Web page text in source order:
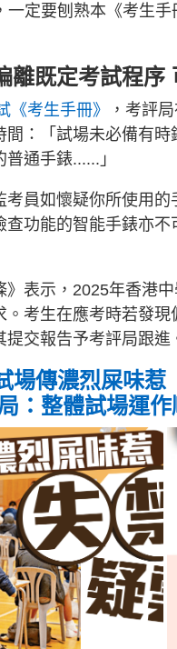
定要刨熟本《考生
離既定考試程序
《考生手冊》
，考評
：「試場未必備有
通手錶......」
員如懷疑你所使用
功能的智能手錶亦
表示，2025年香港
考生在應考時若發
交報告予考評局跟進
場傳濃烈屎味
：整體試場運作